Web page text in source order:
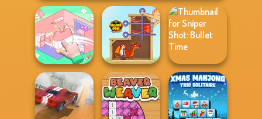
Organization
Princess
Home Pin 1
Sniper Shot:
Bullet Time